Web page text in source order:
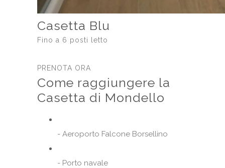
Casetta Blu
Fino a 6 posti letto
PRENOTA ORA
Come raggiungere la
Casetta di Mondello
- Aeroporto Falcone Borsellino
- Porto navale